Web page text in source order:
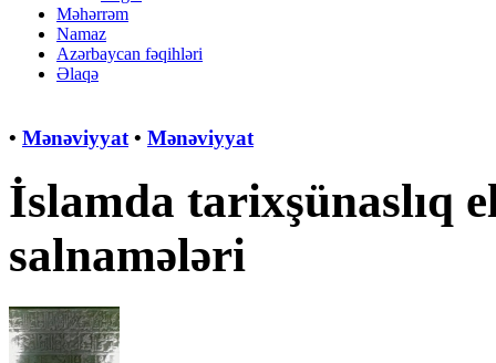
Məhərrəm
Namaz
Azərbaycan fəqihləri
Əlaqə
• Mənəviyyat • Mənəviyyat
İslamda tarixşünaslıq
salnamələri